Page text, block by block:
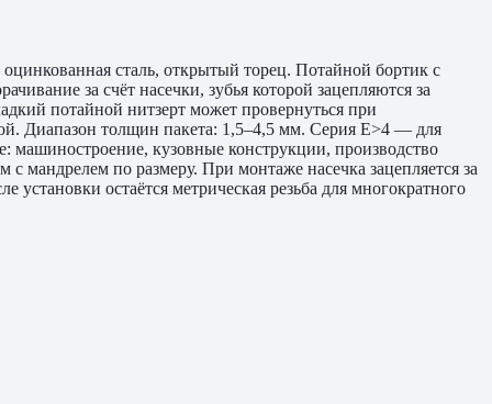
сталь, открытый торец. Потайной бортик с
за счёт насечки, зубья которой зацепляются за
потайной нитзерт может провернуться при
Диапазон толщин пакета: 1,5–4,5 мм. Серия E>4 — для
кузовные конструкции, производство
мандрелем по размеру. При монтаже насечка зацепляется за
остаётся метрическая резьба для многократного